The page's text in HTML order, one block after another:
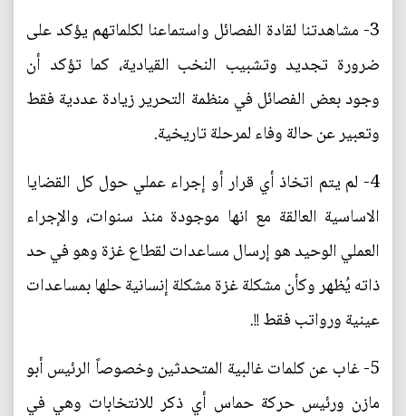
3- مشاهدتنا لقادة الفصائل واستماعنا لكلماتهم يؤكد على
ضرورة تجديد وتشبيب النخب القيادية، كما تؤكد أن
وجود بعض الفصائل في منظمة التحرير زيادة عددية فقط
وتعبير عن حالة وفاء لمرحلة تاريخية.
4- لم يتم اتخاذ أي قرار أو إجراء عملي حول كل القضايا
الاساسية العالقة مع انها موجودة منذ سنوات، والإجراء
العملي الوحيد هو إرسال مساعدات لقطاع غزة وهو في حد
ذاته يُظهر وكأن مشكلة غزة مشكلة إنسانية حلها بمساعدات
عينية ورواتب فقط !!.
5- غاب عن كلمات غالبية المتحدثين وخصوصاً الرئيس أبو
مازن ورئيس حركة حماس أي ذكر للانتخابات وهي في